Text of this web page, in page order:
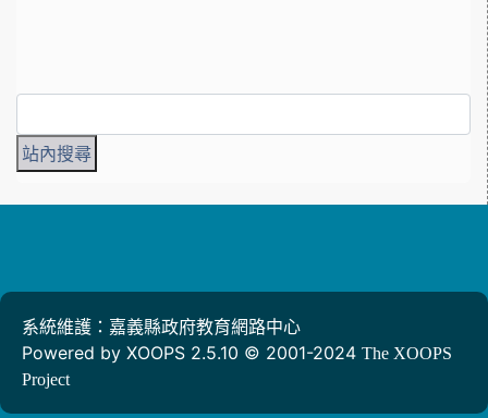
系統維護：嘉義縣政府教育網路中心
Powered by XOOPS 2.5.10 © 2001-2024 The XOOPS
Project